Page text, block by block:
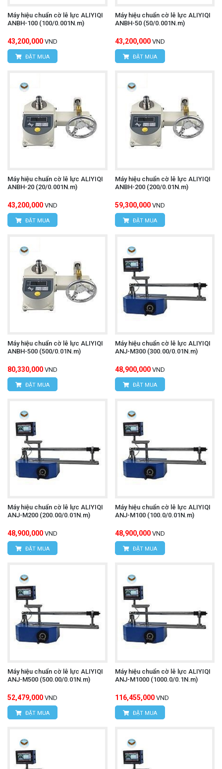
Máy hiệu chuẩn cờ lê lực ALIYIQI
ANBH-100 (100/0.001N.m)
43,200,000 VND
ĐẶT MUA
Máy hiệu chuẩn cờ lê lực ALIYIQI
ANBH-50 (50/0.001N.m)
43,200,000 VND
ĐẶT MUA
Máy hiệu chuẩn cờ lê lực ALIYIQI
ANBH-20 (20/0.001N.m)
43,200,000 VND
ĐẶT MUA
Máy hiệu chuẩn cờ lê lực ALIYIQI
ANBH-200 (200/0.01N.m)
59,300,000 VND
ĐẶT MUA
Máy hiệu chuẩn cờ lê lực ALIYIQI
ANBH-500 (500/0.01N.m)
80,330,000 VND
ĐẶT MUA
Máy hiệu chuẩn cờ lê lực ALIYIQI
ANJ-M300 (300.00/0.01N.m)
48,900,000 VND
ĐẶT MUA
Máy hiệu chuẩn cờ lê lực ALIYIQI
ANJ-M200 (200.00/0.01N.m)
48,900,000 VND
ĐẶT MUA
Máy hiệu chuẩn cờ lê lực ALIYIQI
ANJ-M100 (100.0/0.01N.m)
48,900,000 VND
ĐẶT MUA
Máy hiệu chuẩn cờ lê lực ALIYIQI
ANJ-M500 (500.00/0.01N.m)
52,479,000 VND
ĐẶT MUA
Máy hiệu chuẩn cờ lê lực ALIYIQI
ANJ-M1000 (1000.0/0.1N.m)
116,455,000 VND
ĐẶT MUA